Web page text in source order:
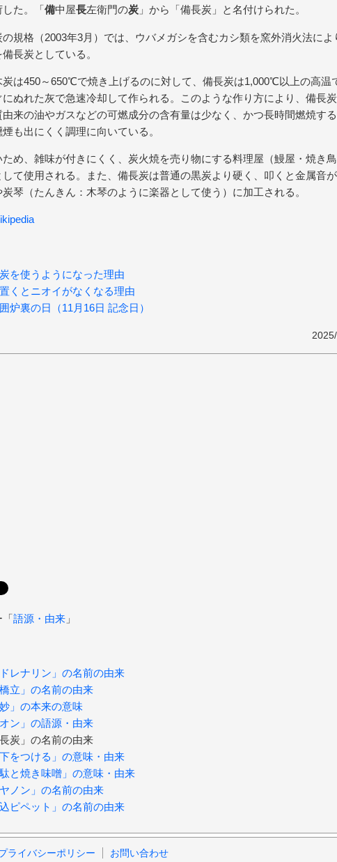
した。「備中屋長左衛門の炭 」から「備長炭」と名付けられた。
規格（2003年3月）では、ウバメガシを含むカシ類を窯外消火法によ
長炭としている。
炭は450～650℃で焼き上げるのに対して、備長炭は1,000℃以上の高温
にぬれた灰で急速冷却して作られる。このような作り方により、備長
由来の油やガスなどの可燃成分の含有量は少なく、かつ長時間燃焼す
も出にくく調理に向いている。
め、雑味が付きにくく、炭火焼を売り物にする料理屋（鰻屋・焼き
して使用される。また、備長炭は普通の黒炭より硬く、叩くと金属音
琴（たんきん：木琴のように楽器として使う）に加工される。
を使うようになった理由
くとニオイがなくなる理由
炉裏の日（11月16日 記念日）
「語源・由来 」
ドレナリン」の名前の由来
橋立」の名前の由来
妙」の本来の意味
オン」の語源・由来
長炭」の名前の由来
下をつける」の意味・由来
駄と焼き味噌」の意味・由来
ヤノン」の名前の由来
込ピペット」の名前の由来
ライバシーポリシー お問い合わせ